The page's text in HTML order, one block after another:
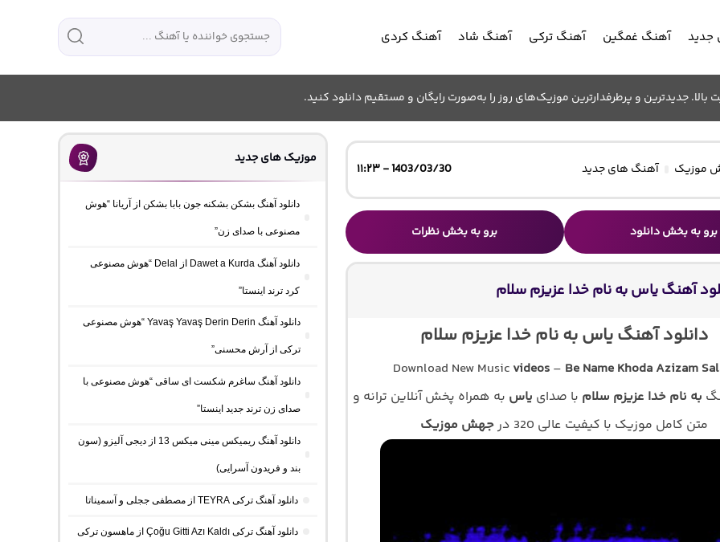
جدید آهنگ غمگین آهنگ ترکی آهنگ شاد آهنگ کردی
جدیدترین و پرطرفدارترین موزیک‌های روز را به‌صورت رایگان و مستقیم دانلود کنید.
موزیک آهنگ های جدید 1403/03/30 - ۱۱:۲۳
برو به بخش دانلود برو به بخش نظرات
آهنگ یاس به نام خدا عزیزم سلام
دانلود آهنگ یاس به نام خدا عزیزم سلام
Download New Music videos– Be Name Khoda Azizam
به نام خدا عزیزم سلام با صدای یاس به همراه پخش آنلاین ترانه و
متن کامل موزیک با کیفیت عالی 320 در
جهش موزیک
موزیک های جدید
دانلود آهنگ بشکن بشکنه جون بابا بشکن از آریانا “هوش
مصنوعی با صدای زن”
دانلود آهنگ Dawet a Kurda از Delal “هوش مصنوعی
کرد ترند اینستا”
دانلود آهنگ Yavaş Yavaş Derin Derin “هوش مصنوعی
ترکی از آرش محسنی”
دانلود آهنگ ساغرم شکست ای ساقی “هوش مصنوعی با
صدای زن ترند جدید اینستا”
دانلود آهنگ ریمیکس مینی میکس 13 از دیجی آلیزو (سون
بند و فریدون آسرایی)
دانلود آهنگ ترکی TEYRA از مصطفی ججلی و آسمیناتا
دانلود آهنگ ترکی Çoğu Gitti Azı Kaldı از ماهسون ترکی